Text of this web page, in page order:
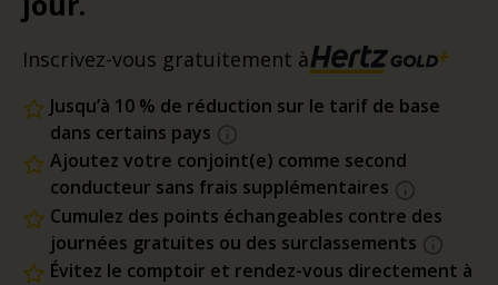
Inscrivez-vous gratuitement à
Jusqu’à 10 % de réduction sur le tarif de base
dans certains pays
Ajoutez votre conjoint(e) comme second
conducteur sans frais supplémentaires
Cumulez des points échangeables contre des
journées gratuites ou des surclassements
Évitez le comptoir et rendez-vous directement à